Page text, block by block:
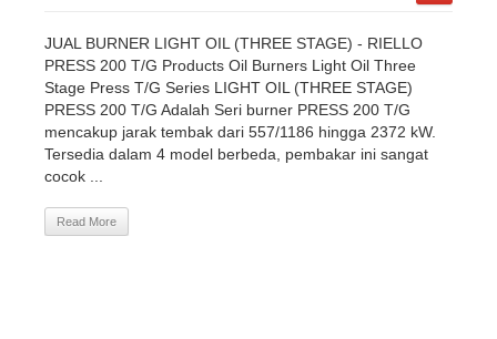
JUAL BURNER LIGHT OIL (THREE STAGE) - RIELLO
PRESS 200 T/G Products Oil Burners Light Oil Three
Stage Press T/G Series LIGHT OIL (THREE STAGE)
PRESS 200 T/G Adalah Seri burner PRESS 200 T/G
mencakup jarak tembak dari 557/1186 hingga 2372 kW.
Tersedia dalam 4 model berbeda, pembakar ini sangat
cocok ...
Read More